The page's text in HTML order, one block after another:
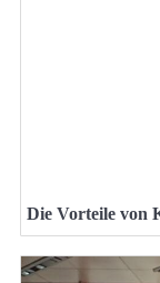
Die Vorteile von